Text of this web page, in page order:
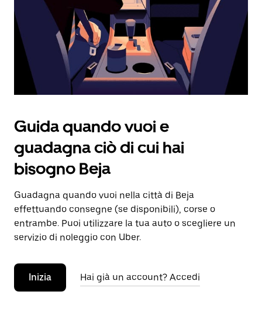
pulsante
Esc
per
chiudere
calendario.
Guida quando vuoi e
guadagna ciò di cui hai
bisogno Beja
Guadagna quando vuoi nella città di Beja
effettuando consegne (se disponibili), corse o
entrambe. Puoi utilizzare la tua auto o scegliere un
servizio di noleggio con Uber.
Inizia Hai già un account? Accedi